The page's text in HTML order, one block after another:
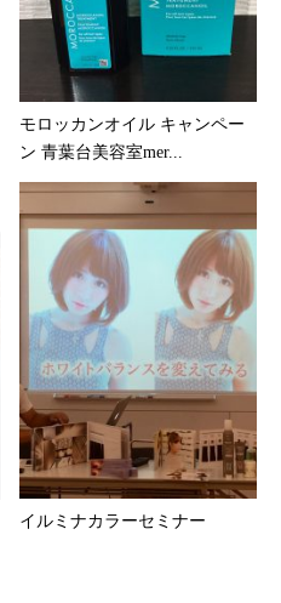
モロッカンオイル キャンペー
ン 青葉台美容室mer...
イルミナカラーセミナー